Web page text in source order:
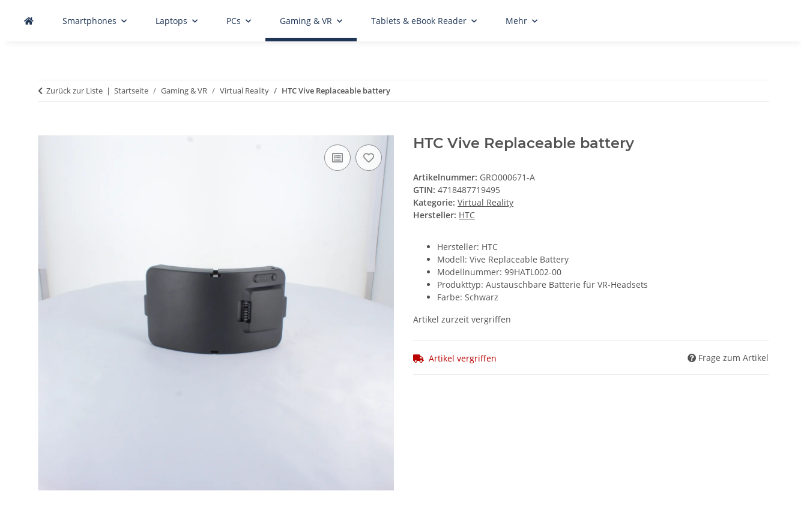
Smartphones Laptops PCs Gaming & VR Tablets & eBook Reader Mehr
Zurück zur Liste Startseite Gaming & VR Virtual Reality HTC Vive Replaceable battery
HTC Vive Replaceable battery
Artikelnummer: GRO000671-A
GTIN: 4718487719495
Kategorie: Virtual Reality
Hersteller: HTC
Hersteller: HTC
Modell: Vive Replaceable Battery
Modellnummer: 99HATL002-00
Produkttyp: Austauschbare Batterie für VR-Headsets
Farbe: Schwarz
Artikel zurzeit vergriffen
Artikel vergriffen Frage zum Artikel